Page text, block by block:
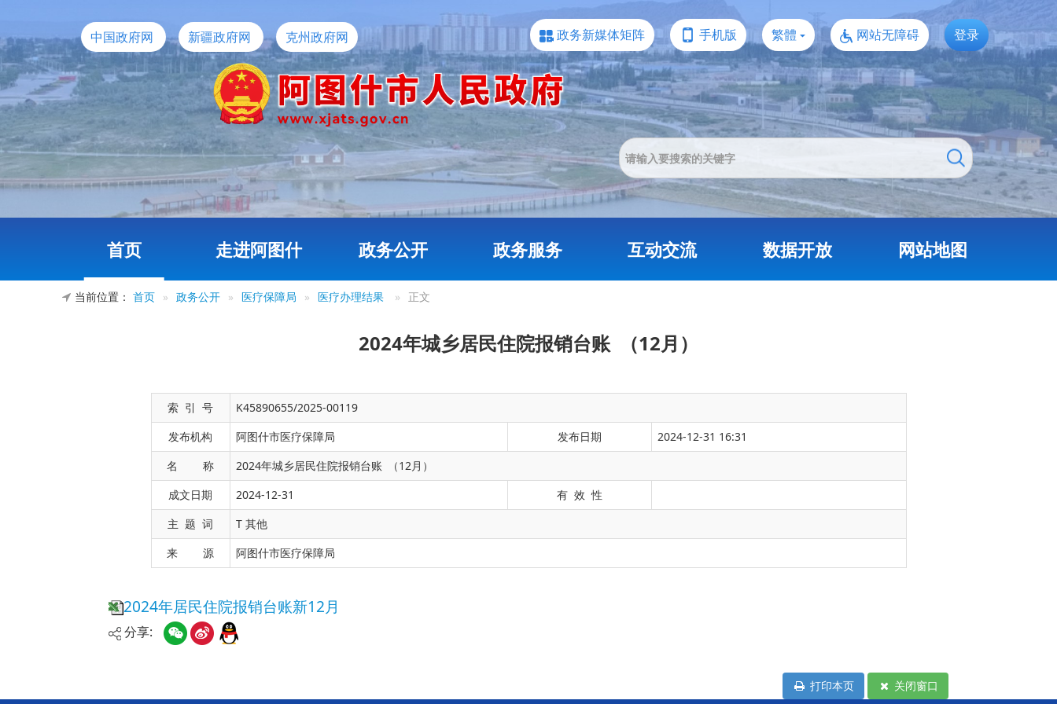
中国政府网 新疆政府网 克州政府网 政务新媒体矩阵 手机版 繁體 网站无障碍 登录
首页 走进阿图什 政务公开 政务服务 互动交流 数据开放 网站地图
当前位置： 首页 » 政务公开 » 医疗保障局 » 医疗办理结果 » 正文
2024年城乡居民住院报销台账 （12月）
索 引 号
K45890655/2025-00119
发布机构
阿图什市医疗保障局 发布日期
2024-12-31 16:31
名 称
2024年城乡居民住院报销台账 （12月）
成文日期
2024-12-31
有 效 性
主 题 词
T 其他
来 源
阿图什市医疗保障局
2024年居民住院报销台账新12月
分享:
打印本页 关闭窗口